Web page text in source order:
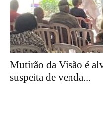
Mutirão da Visão é
suspeita de venda...